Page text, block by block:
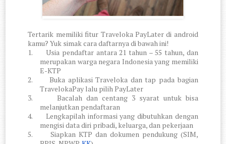
Tertarik memiliki fitur Traveloka PayLater di android
kamu? Yuk simak cara daftarnya di bawah ini!
1.
Usia pendaftar antara 21 tahun – 55 tahun, dan
merupakan warga negara Indonesia yang memiliki
E-KTP
2.
Buka aplikasi Traveloka dan tap pada bagian
TravelokaPay lalu pilih PayLater
3.
Bacalah dan centang 3 syarat untuk bisa
melanjutkan pendaftaran
4.
Lengkapilah informasi yang dibutuhkan dengan
mengisi data diri pribadi, keluarga, dan pekerjaan
5.
Siapkan KTP dan dokumen pendukung (SIM,